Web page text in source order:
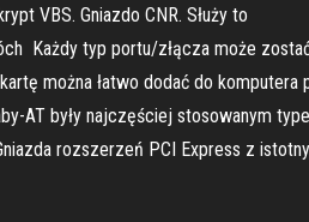
VBS. Gniazdo CNR. Służy to
Każdy typ portu/złącza może
można łatwo dodać do komputera
AT były najczęściej stosowanym
rozszerzeń PCI Express z